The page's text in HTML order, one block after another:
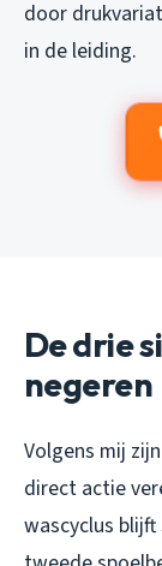
door
in de leiding.
De drie
negeren
Volgens mij
direct actie
wascyclus blijft